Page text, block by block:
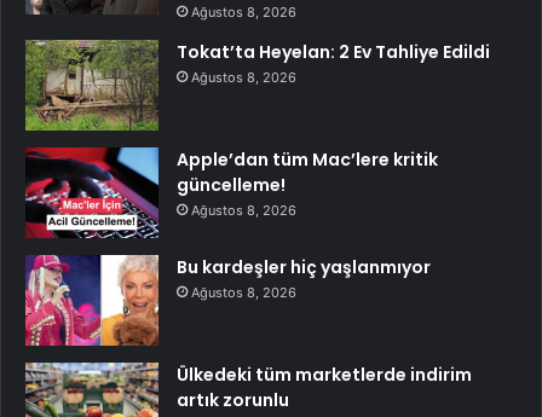
Ağustos 8, 2026
Tokat’ta Heyelan: 2 Ev Tahliye Edildi
Ağustos 8, 2026
Apple’dan tüm Mac’lere kritik
güncelleme!
Ağustos 8, 2026
Bu kardeşler hiç yaşlanmıyor
Ağustos 8, 2026
Ülkedeki tüm marketlerde indirim
artık zorunlu